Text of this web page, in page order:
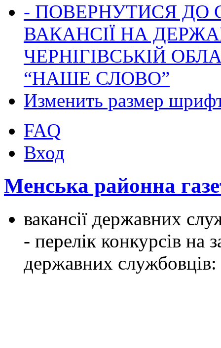
- ПОВЕРНУТИСЯ ДО
ВАКАНСІЇ НА
ЧЕРНІГІВСЬКІЙ
“НАШЕ СЛОВО”
Изменить размер
FAQ
Вход
Менська районна
вакансії державних
- перелік конкурсів на
державних службовців: